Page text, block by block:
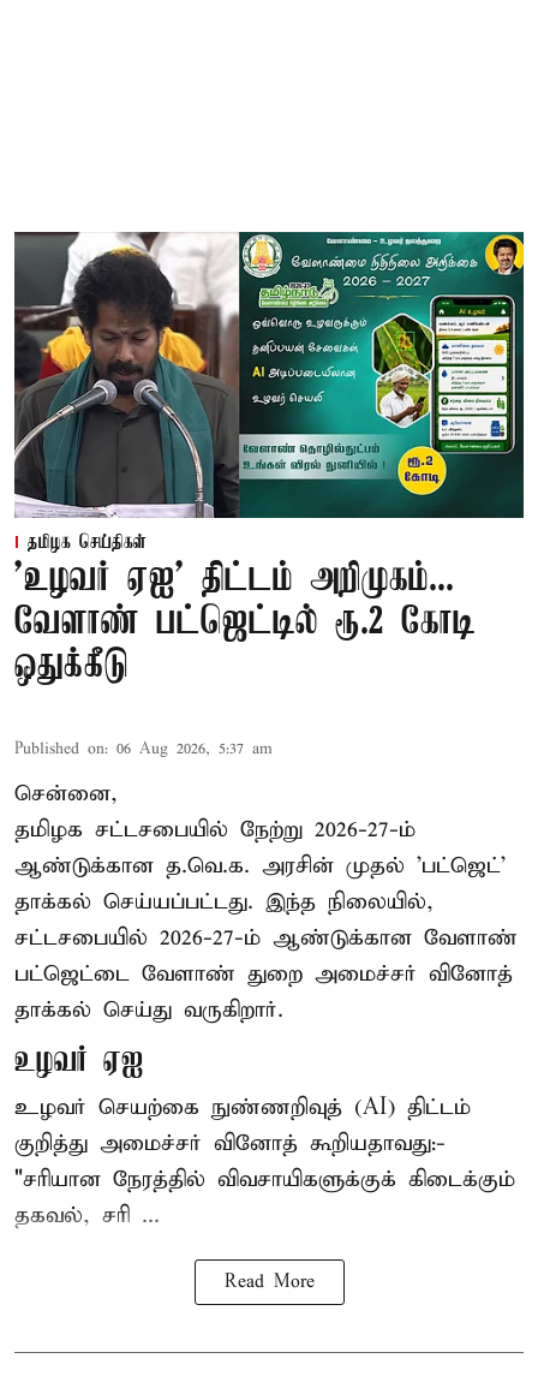
தமிழக செய்திகள்
'உழவர் ஏஐ' திட்டம் அறிமுகம்...
வேளாண் பட்ஜெட்டில் ரூ.2 கோடி
ஒதுக்கீடு
Published on: 06 Aug 2026, 5:37 am
சென்னை,
தமிழக சட்டசபையில் நேற்று 2026-27-ம்
ஆண்டுக்கான த.வெ.க. அரசின் முதல் 'பட்ஜெட்'
தாக்கல் செய்யப்பட்டது. இந்த நிலையில்,
சட்டசபையில் 2026-27-ம் ஆண்டுக்கான வேளாண்
பட்ஜெட்டை வேளாண் துறை அமைச்சர் வினோத்
தாக்கல் செய்து வருகிறார்.
உழவர் ஏஐ
உழவர் செயற்கை நுண்ணறிவுத் (AI) திட்டம்
குறித்து அமைச்சர் வினோத் கூறியதாவது:-
"சரியான நேரத்தில் விவசாயிகளுக்குக் கிடைக்கும்
தகவல், சரி ...
Read More